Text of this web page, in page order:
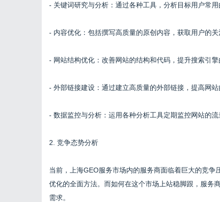
- 关键词研究与分析：通过各种工具，分析目标用户常
- 内容优化：包括撰写高质量的原创内容，获取用户的
- 网站结构优化：改善网站的结构和代码，提升搜索引
- 外部链接建设：通过建立高质量的外部链接，提高网
- 数据监控与分析：运用各种分析工具定期监控网站的
2. 竞争态势分析
当前，上海GEO服务市场内的服务商面临着巨大的竞
优化的全面方法。而如何在这个市场上站稳脚跟，服务
需求。